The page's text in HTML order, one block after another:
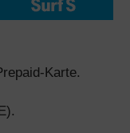
Karte.